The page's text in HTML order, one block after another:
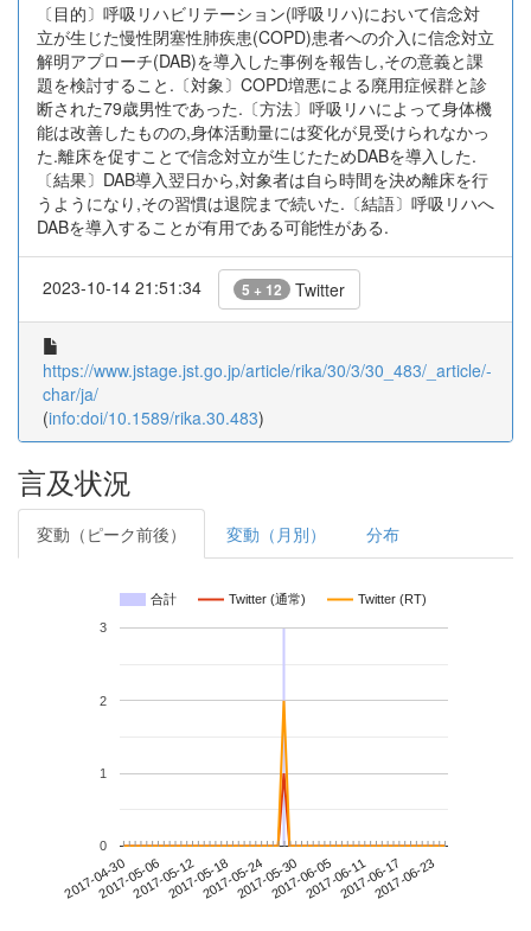
〔目的〕呼吸リハビリテーション(呼吸リハ)において信念対
立が生じた慢性閉塞性肺疾患(COPD)患者への介入に信念対立
解明アプローチ(DAB)を導入した事例を報告し,その意義と課
題を検討すること.〔対象〕COPD増悪による廃用症候群と診
断された79歳男性であった.〔方法〕呼吸リハによって身体機
能は改善したものの,身体活動量には変化が見受けられなかっ
た.離床を促すことで信念対立が生じたためDABを導入した.
〔結果〕DAB導入翌日から,対象者は自ら時間を決め離床を行
うようになり,その習慣は退院まで続いた.〔結語〕呼吸リハへ
DABを導入することが有用である可能性がある.
2023-10-14 21:51:34 5 + 12 Twitter
https://www.jstage.jst.go.jp/article/rika/30/3/30_483/_article/-
char/ja/
(info:doi/10.1589/rika.30.483)
言及状況
変動（ピーク前後） 変動（月別） 分布
合計 Twitter (通常) Twitter (RT)
2017-04-302017-05-062017-05-122017-05-182017-05-242017-05-302017-06-052017-06-112017-06-172017-06-23
0
1
2
3